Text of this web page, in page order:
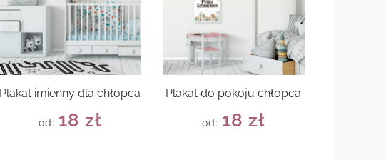
Plakat imienny dla chłopca
od: 18zł
Plakat do pokoju chłopca
od: 18zł